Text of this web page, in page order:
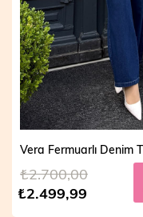
₺2.499,99
₺2.700,00